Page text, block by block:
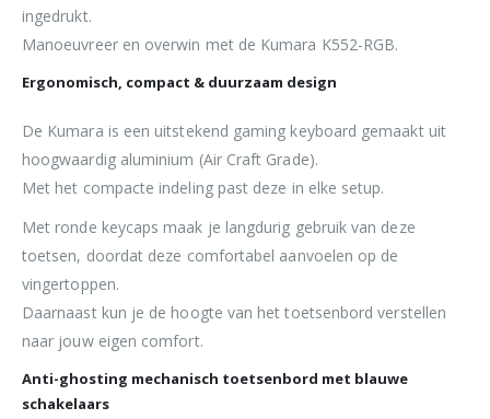
ingedrukt.
Manoeuvreer en overwin met de Kumara K552-RGB.
Ergonomisch, compact & duurzaam design
De Kumara is een uitstekend gaming keyboard gemaakt uit
hoogwaardig aluminium (Air Craft Grade).
Met het compacte indeling past deze in elke setup.
Met ronde keycaps maak je langdurig gebruik van deze
toetsen, doordat deze comfortabel aanvoelen op de
vingertoppen.
Daarnaast kun je de hoogte van het toetsenbord verstellen
naar jouw eigen comfort.
Anti-ghosting mechanisch toetsenbord met blauwe
schakelaars